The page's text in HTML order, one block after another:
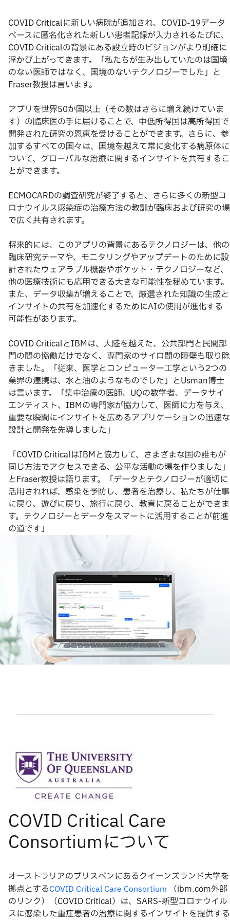
COVID Criticalに新しい病院が追加され、COVID-19データ
ベースに匿名化された新しい患者記録が入力されるたびに、
COVID Criticalの背景にある設立時のビジョンがより明確に
浮かび上がってきます。「私たちが生み出していたのは国境
のない医師ではなく、国境のないテクノロジーでした」と
Fraser教授は言います。
アプリを世界50か国以上（その数はさらに増え続けていま
す）の臨床医の手に届けることで、中低所得国は高所得国で
開発された研究の恩恵を受けることができます。さらに、参
加するすべての国々は、国境を越えて常に変化する病原体に
ついて、グローバルな治療に関するインサイトを共有するこ
とができます。
ECMOCARDの調査研究が終了すると、さらに多くの新型コ
ロナウイルス感染症の治療方法の教訓が臨床および研究の場
で広く共有されます。
将来的には、このアプリの背景にあるテクノロジーは、他の
臨床研究テーマや、モニタリングやアップデートのために設
計されたウェアラブル機器やポケット・テクノロジーなど、
他の医療技術にも応用できる大きな可能性を秘めています。
また、データ収集が増えることで、厳選された知識の生成と
インサイトの共有を加速化するためにAIの使用が進化する
可能性があります。
COVID CriticalとIBMは、大陸を越えた、公共部門と民間部
門の間の協働だけでなく、専門家のサイロ間の障壁も取り除
きました。「従来、医学とコンピューター工学という2つの
業界の連携は、水と油のようなものでした」とUsman博士
は言います。「集中治療の医師、UQの数学者、データサイ
エンティスト、IBMの専門家が協力して、医師に力を与え、
重要な瞬間にインサイトを広めるアプリケーションの迅速な
設計と開発を先導しました」
「COVID CriticalはIBMと協力して、さまざまな国の誰もが
同じ方法でアクセスできる、公平な活動の場を作りました」
とFraser教授は語ります。「データとテクノロジーが適切に
活用されれば、感染を予防し、患者を治療し、私たちが仕事
に戻り、遊びに戻り、旅行に戻り、教育に戻ることができま
す。テクノロジーとデータをスマートに活用することが前進
の道です」
オーストラリアのブリスベンにあるクイーンズランド大学を
拠点とするCOVID Critical Care Consortium
（ibm.com外部
のリンク）（COVID Critical）は、SARS-新型コロナウイル
スに感染した重症患者の治療に関するインサイトを提供する